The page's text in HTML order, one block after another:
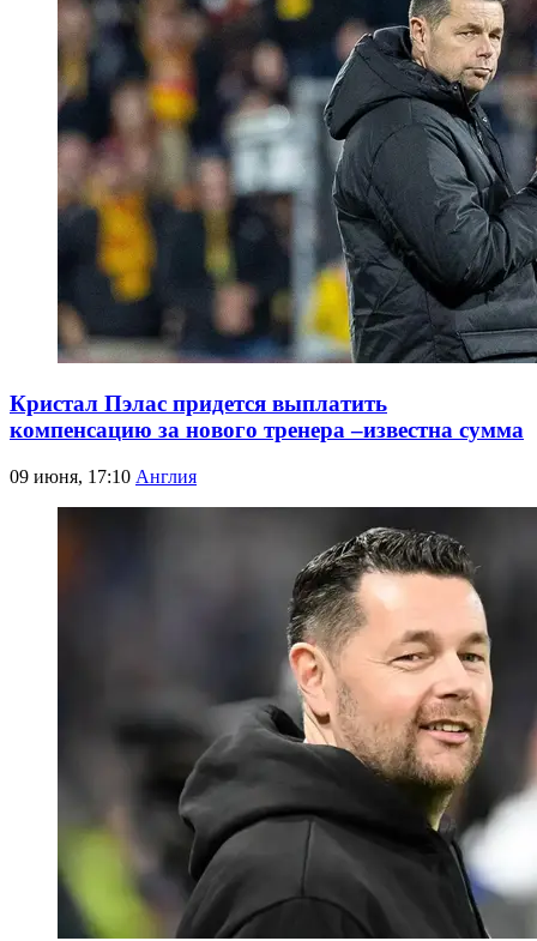
Кристал Пэлас придется выплатить
компенсацию за нового тренера –известна сумма
09 июня, 17:10 Англия